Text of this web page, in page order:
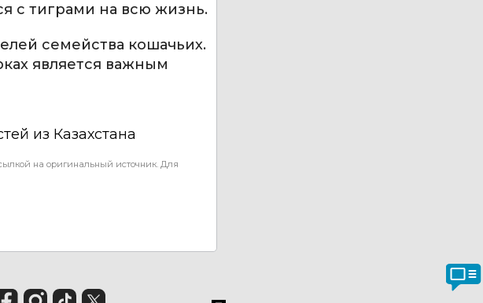
с тиграми на всю жизнь.
семейства кошачьих.
является важным
из Казахстана
на оригинальный источник. Для